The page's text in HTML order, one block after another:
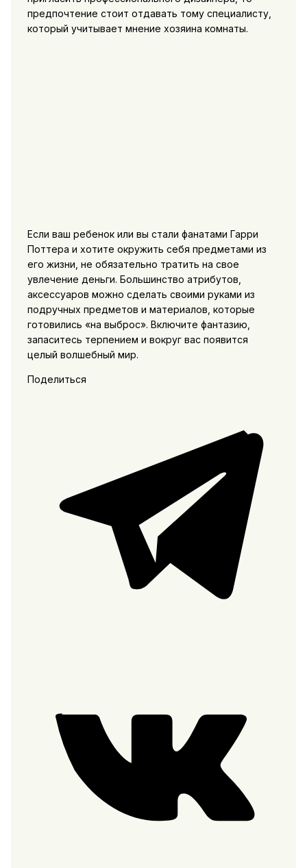
предпочтение стоит отдавать тому специалисту,
который учитывает мнение хозяина комнаты.
Если ваш ребенок или вы стали фанатами Гарри
Поттера и хотите окружить себя предметами из
его жизни, не обязательно тратить на свое
увлечение деньги. Большинство атрибутов,
аксессуаров можно сделать своими руками из
подручных предметов и материалов, которые
готовились «на выброс». Включите фантазию,
запаситесь терпением и вокруг вас появится
целый волшебный мир.
Поделиться